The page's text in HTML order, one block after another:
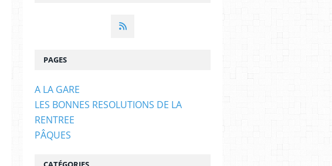
PAGES
A LA GARE
LES BONNES RESOLUTIONS DE LA
RENTREE
PÂQUES